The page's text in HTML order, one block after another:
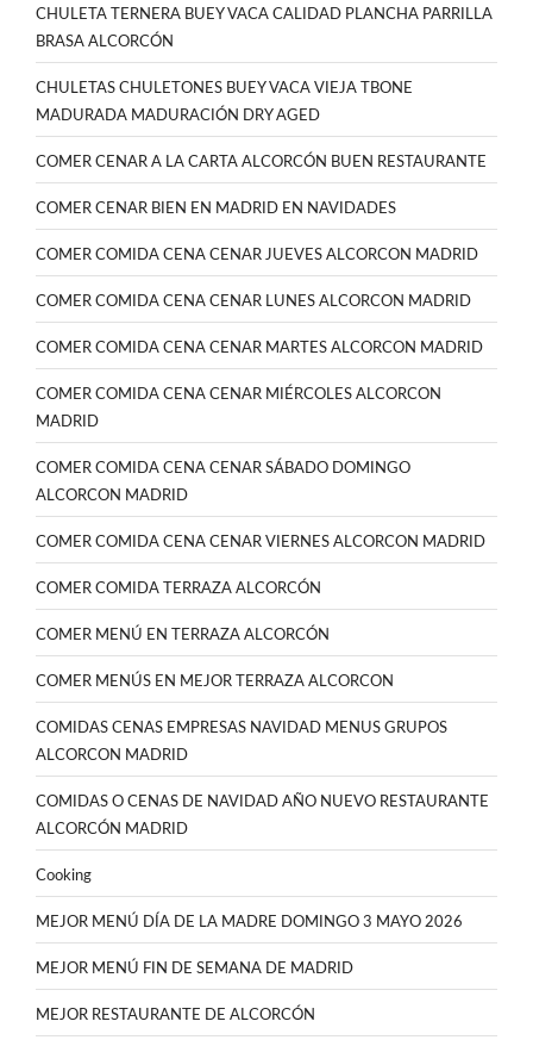
CHULETA TERNERA BUEY VACA CALIDAD PLANCHA PARRILLA
BRASA ALCORCÓN
CHULETAS CHULETONES BUEY VACA VIEJA TBONE
MADURADA MADURACIÓN DRY AGED
COMER CENAR A LA CARTA ALCORCÓN BUEN RESTAURANTE
COMER CENAR BIEN EN MADRID EN NAVIDADES
COMER COMIDA CENA CENAR JUEVES ALCORCON MADRID
COMER COMIDA CENA CENAR LUNES ALCORCON MADRID
COMER COMIDA CENA CENAR MARTES ALCORCON MADRID
COMER COMIDA CENA CENAR MIÉRCOLES ALCORCON
MADRID
COMER COMIDA CENA CENAR SÁBADO DOMINGO
ALCORCON MADRID
COMER COMIDA CENA CENAR VIERNES ALCORCON MADRID
COMER COMIDA TERRAZA ALCORCÓN
COMER MENÚ EN TERRAZA ALCORCÓN
COMER MENÚS EN MEJOR TERRAZA ALCORCON
COMIDAS CENAS EMPRESAS NAVIDAD MENUS GRUPOS
ALCORCON MADRID
COMIDAS O CENAS DE NAVIDAD AÑO NUEVO RESTAURANTE
ALCORCÓN MADRID
Cooking
MEJOR MENÚ DÍA DE LA MADRE DOMINGO 3 MAYO 2026
MEJOR MENÚ FIN DE SEMANA DE MADRID
MEJOR RESTAURANTE DE ALCORCÓN